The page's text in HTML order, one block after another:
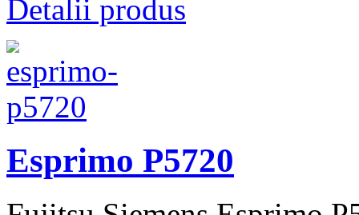
Detalii produs
Esprimo P5720